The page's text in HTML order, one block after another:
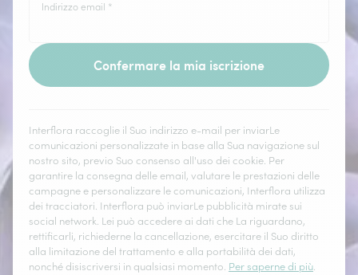
Indirizzo email *
Confermare la mia iscrizione
Interflora raccoglie il Suo indirizzo e-mail per inviarLe
comunicazioni personalizzate in base alla Sua navigazione sul
nostro sito, previo Suo consenso all'uso dei cookie. Per
garantire la consegna delle email, valutare le prestazioni delle
campagne e personalizzare le comunicazioni, Interflora utilizza
dei tracciatori. Interflora può inviarLe pubblicità mirate sui
social network. Lei può accedere ai dati che La riguardano,
rettificarli, richiederne la cancellazione, esercitare il Suo diritto
alla limitazione del trattamento e alla portabilità dei dati,
nonché disiscriversi in qualsiasi momento. Per saperne di più.